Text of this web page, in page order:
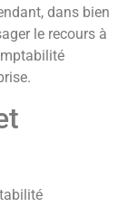
dans bien
le recours à